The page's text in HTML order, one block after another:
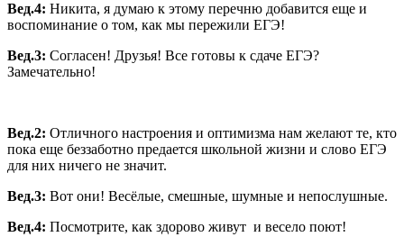
Вед.4: Никита, я думаю к этому перечню добавится еще и
воспоминание о том, как мы пережили ЕГЭ!
Вед.3: Согласен! Друзья! Все готовы к сдаче ЕГЭ?
Замечательно!
Вед.2: Отличного настроения и оптимизма нам желают те, кто
пока еще беззаботно предается школьной жизни и слово ЕГЭ
для них ничего не значит.
Вед.3: Вот они! Весёлые, смешные, шумные и непослушные.
Вед.4: Посмотрите, как здорово живут и весело поют!